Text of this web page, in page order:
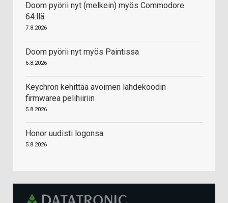
Doom pyörii nyt (melkein) myös Commodore
64:llä
7.8.2026
Doom pyörii nyt myös Paintissa
6.8.2026
Keychron kehittää avoimen lähdekoodin
firmwarea pelihiiriin
5.8.2026
Honor uudisti logonsa
5.8.2026